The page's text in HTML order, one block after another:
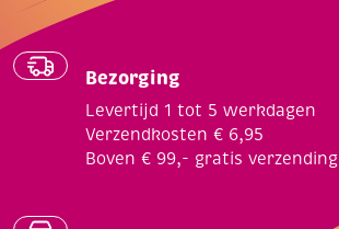
Bezorging
Levertijd 1 tot 5 werkdagen
Verzendkosten € 6,95
Boven € 99,- gratis verzending